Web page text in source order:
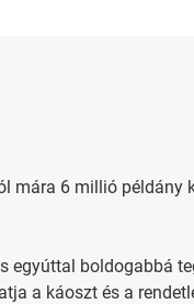
mára 6 millió példány
egyúttal boldogabbá
a káoszt és a